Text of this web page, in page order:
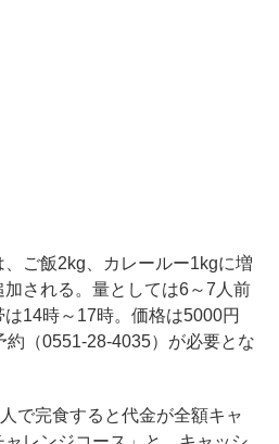
ご飯2kg、カレールー1kgに増
される。量としては6～7人前
14時～17時。価格は5000円
約（0551-28-4035）が必要とな
で完食すると代金が全額キャ